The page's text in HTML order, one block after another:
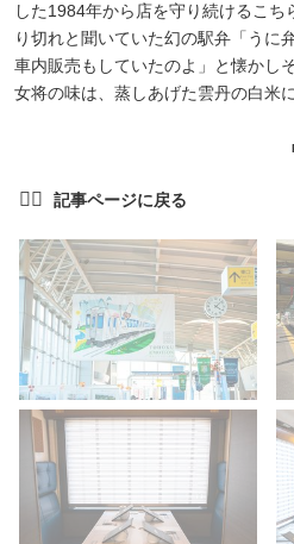
した1984年から店を守り続けるこち
り切れと聞いていた幻の駅弁「うに
車内販売もしていたのよ」と懐かし
女将の味は、蒸しあげた雲丹の白米